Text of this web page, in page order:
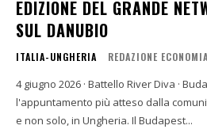
EDIZIONE DEL GRANDE
SUL DANUBIO
ITALIA-UNGHERIA REDAZIONE
4 giugno 2026 · Battello River Diva · Budapest Torna
l'appuntamento più atteso dalla
e non solo, in Ungheria. Il Budapest...